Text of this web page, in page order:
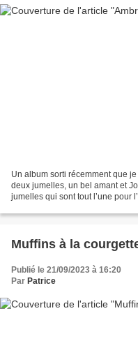
Un album sorti récemment que
deux jumelles, un bel amant et
jumelles qui sont tout l’une pour
Muffins à la
Publié le 21/09/2023 à 16:20
Par Patrice